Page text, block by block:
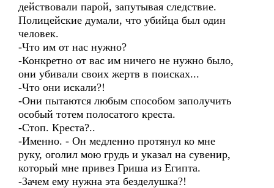
действовали парой, запутывая следствие.
Полицейские думали, что убийца был один
человек.
-Что им от нас нужно?
-Конкретно от вас им ничего не нужно было,
они убивали своих жертв в поисках...
-Что они искали?!
-Они пытаются любым способом заполучить
особый тотем полосатого креста.
-Стоп. Креста?..
-Именно. - Он медленно протянул ко мне
руку, оголил мою грудь и указал на сувенир,
который мне привез Гриша из Египта.
-Зачем ему нужна эта безделушка?!